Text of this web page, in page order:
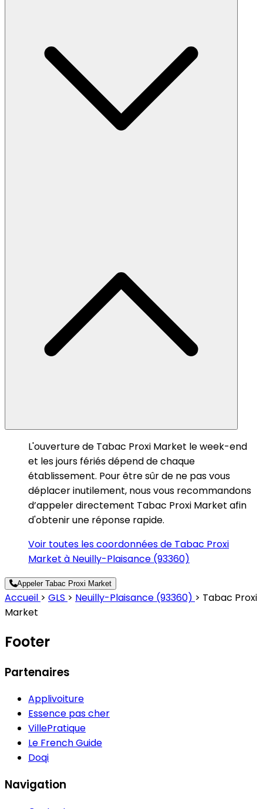
L'ouverture de Tabac Proxi Market le week-end
et les jours fériés dépend de chaque
établissement. Pour être sûr de ne pas vous
déplacer inutilement, nous vous recommandons
d’appeler directement Tabac Proxi Market afin
d'obtenir une réponse rapide.
Voir toutes les coordonnées de Tabac Proxi
Market à Neuilly-Plaisance (93360)
Appeler Tabac Proxi Market
Accueil > GLS > Neuilly-Plaisance (93360) > Tabac Proxi
Market
Footer
Partenaires
Applivoiture
Essence pas cher
VillePratique
Le French Guide
Doqi
Navigation